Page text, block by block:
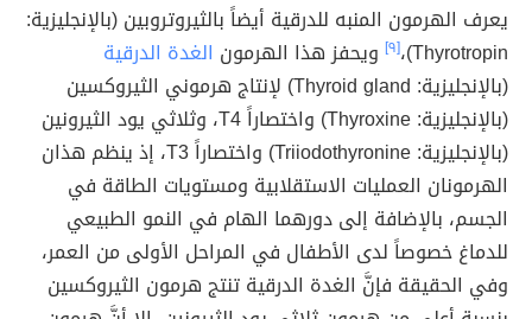
يعرف الهرمون المنبه للدرقية أيضاً بالثيروتروبين (بالإنجليزية:
Thyrotropin)، [٩] ويحفز هذا الهرمون الغدة الدرقية
(بالإنجليزية: Thyroid gland) لإنتاج هرموني الثيروكسين
(بالإنجليزية: Thyroxine) واختصاراً T4، وثلاثي يود الثيرونين
(بالإنجليزية: Triiodothyronine) واختصاراً T3، إذ ينظم هذان
الهرمونان العمليات الاستقلابية ومستويات الطاقة في
الجسم، بالإضافة إلى دورهما الهام في النمو الطبيعي
للدماغ خصوصاً لدى الأطفال في المراحل الأولى من العمر،
وفي الحقيقة فإنَّ الغدة الدرقية تنتج هرمون الثيروكسين